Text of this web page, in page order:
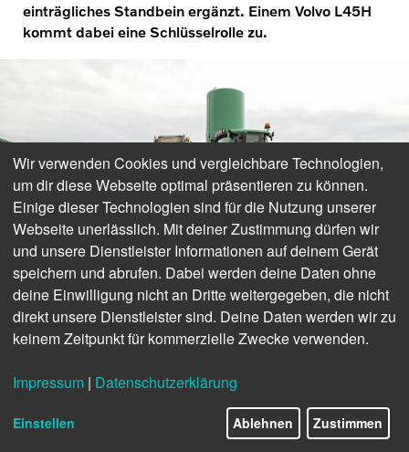
einträgliches Standbein ergänzt. Einem Volvo L45H
kommt dabei eine Schlüsselrolle zu.
Firmeninhaber Moritz Dreßler ist mit dem neuen L45H überwiegend selbst
unterwegs.
März 2021 nahmen die Pläne für eine ‚Beton-Tankstelle‘
konkrete Formen an“, erzählt Moritz Dreßler, seines Zeichens
Gärtnermeister und Inhaber der Firma Deister-Beton in
Springe bei Hannover. „Im April habe ich die Beton2Go-
Wir verwenden Cookies und vergleichbare Technologien,
um dir diese Webseite optimal präsentieren zu können.
Einige dieser Technologien sind für die Nutzung unserer
Webseite unerlässlich. Mit deiner Zustimmung dürfen wir
und unsere Dienstleister Informationen auf deinem Gerät
speichern und abrufen. Dabei werden deine Daten ohne
deine Einwilligung nicht an Dritte weitergegeben, die nicht
direkt unsere Dienstleister sind. Deine Daten werden wir zu
keinem Zeitpunkt für kommerzielle Zwecke verwenden.
Impressum | Datenschutzerklärung
Einstellen Ablehnen Zustimmen